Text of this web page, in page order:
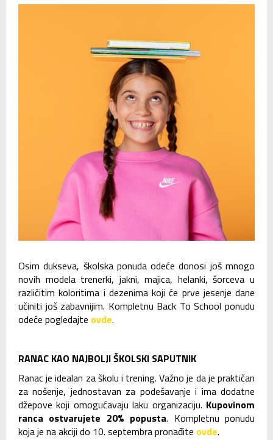
Osim dukseva, školska ponuda odeće donosi još mnogo
novih modela trenerki, jakni, majica, helanki, šorceva u
različitim koloritima i dezenima koji će prve jesenje dane
učiniti još zabavnijim. Kompletnu Back To School ponudu
odeće pogledajte ovde.
RANAC KAO NAJBOLJI ŠKOLSKI SAPUTNIK
Ranac je idealan za školu i trening. Važno je da je praktičan
za nošenje, jednostavan za podešavanje i ima dodatne
džepove koji omogućavaju laku organizaciju. Kupovinom
ranca ostvarujete 20% popusta. Kompletnu ponudu
koja je na akciji do 10. septembra pronađite ovde.